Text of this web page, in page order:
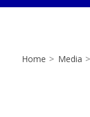
Home > Media >